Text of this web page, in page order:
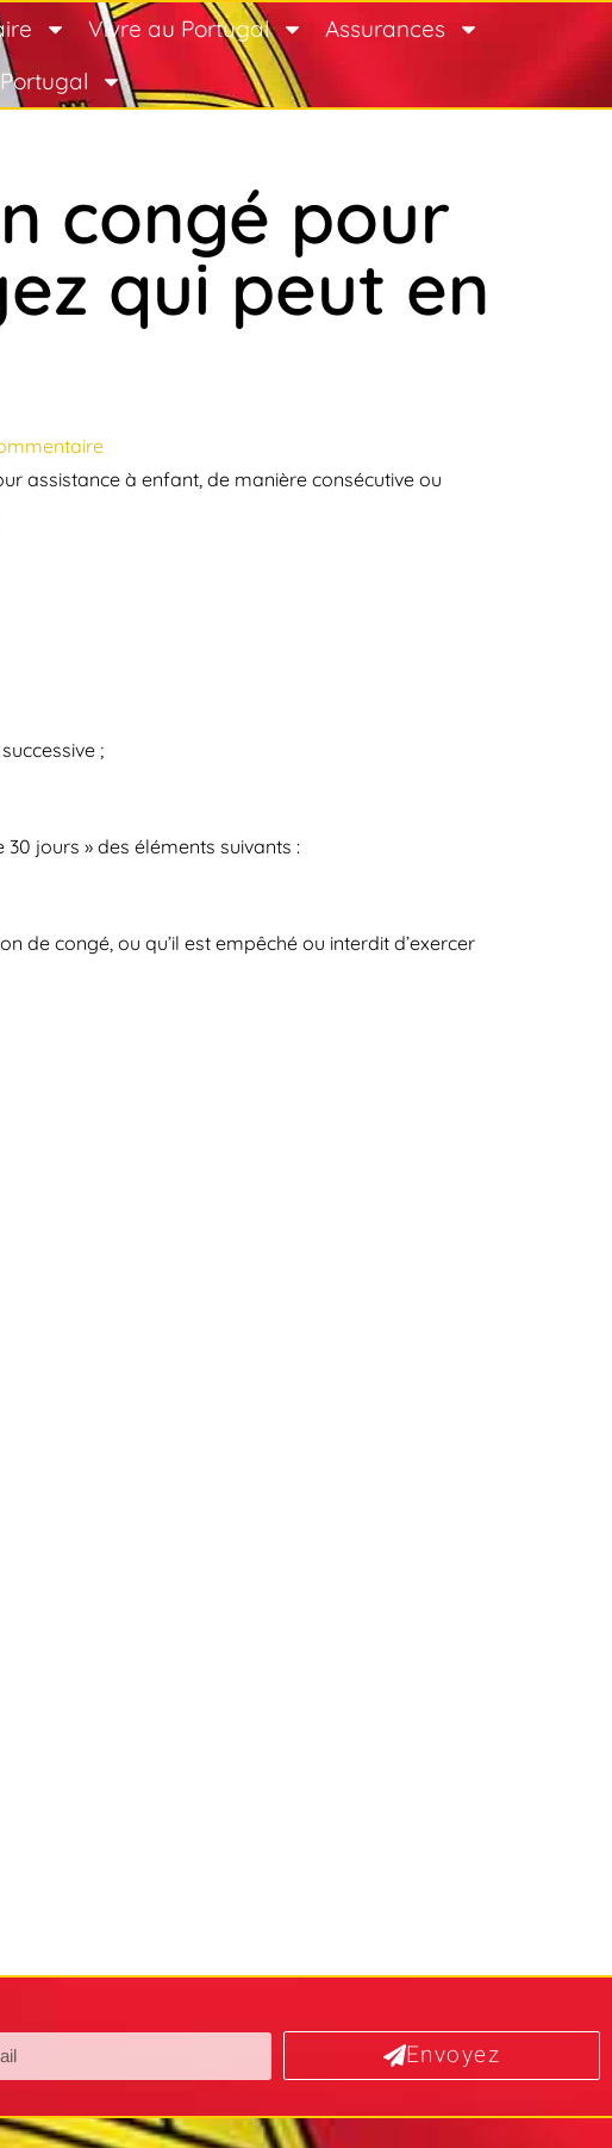
Vivre au Portugal
Assurances
congé pour
qui peut en
assistance à enfant, de manière consécutive ou
;
30 jours » des éléments suivants :
de congé, ou qu’il est empêché ou interdit d’exercer
Envoyez